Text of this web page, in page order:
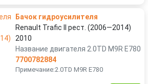
Бачок гидроусилителя
Renault Trafic II рест. (2006—2014)
2010
Название двигателя 2.0TD M9R E780
7700782884
Примечание:2.0TD M9R E780